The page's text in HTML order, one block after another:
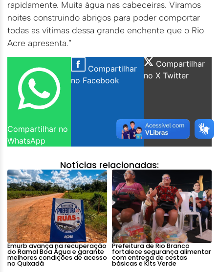
rapidamente. Muita água nas cabeceiras. Viramos
noites construindo abrigos para poder comportar
todas as vítimas dessa grande enchente que o Rio
Acre apresenta.”
Compartilhar no
WhatsApp
Compartilhar
no Facebook
Compartilhar
no X Twitter
Notícias relacionadas:
Emurb avança na recuperação
do Ramal Boa Água e garante
melhores condições de acesso
no Quixadá
Prefeitura de Rio Branco
fortalece segurança alimentar
com entrega de cestas
básicas e Kits Verde